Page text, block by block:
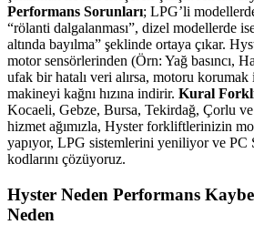
Performans Sorunları; LPG’li
“rölanti dalgalanması”, dizel modellerde
altında bayılma” şeklinde ortaya çıkar.
motor sensörlerinden (Örn: Yağ basıncı,
ufak bir hatalı veri alırsa, motoru
makineyi kağnı hızına indirir. Kural
Kocaeli, Gebze, Bursa, Tekirdağ, Çorlu
hizmet ağımızla, Hyster forkliftlerinizin
yapıyor, LPG sistemlerini yeniliyor ve PC
kodlarını çözüyoruz.
Hyster Neden Performans
Neden